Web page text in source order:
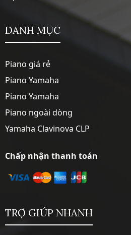
DANH MỤC
Piano giá rẻ
Piano Yamaha
Piano Yamaha
Piano ngoài dòng
Yamaha Clavinova CLP
Chấp nhận thanh toán
TRỢ GIÚP NHANH